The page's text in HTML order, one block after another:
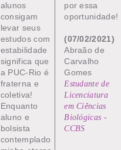
alunos
consigam
levar seus
estudos com
estabilidade
significa que
a PUC-Rio é
fraterna e
coletiva!
Enquanto
aluno e
bolsista
contemplado
por essa
oportunidade!
(07/02/2021)
Abraão de
Carvalho
Gomes
Estudante de
Licenciatura
em Ciências
Biológicas -
CCBS